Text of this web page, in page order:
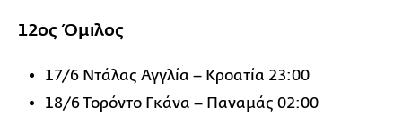
12ος Όμιλος
17/6 Ντάλας Αγγλία – Κροατία 23:00
18/6 Τορόντο Γκάνα – Παναμάς 02:00